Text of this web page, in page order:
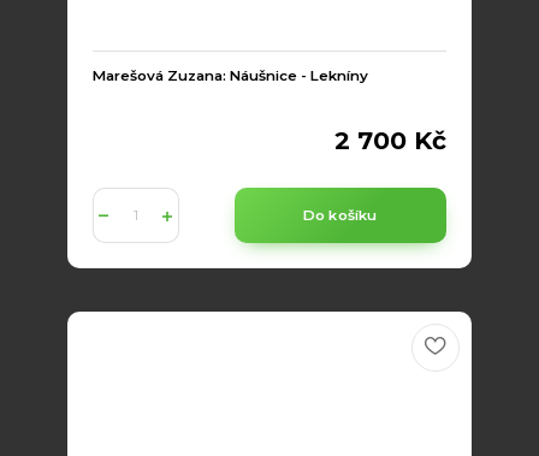
Marešová Zuzana: Náušnice - Lekníny
2 700 Kč
Do košíku